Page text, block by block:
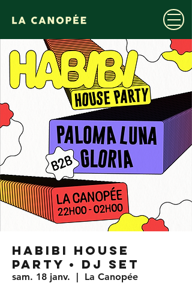
HABIBI HOUSE
PARTY • DJ SET
sam. 18 janv.
  |
La Canopée